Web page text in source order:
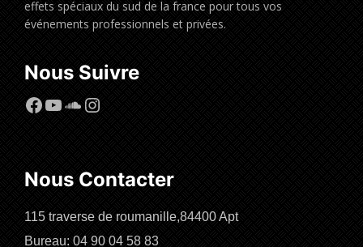
effets spéciaux du sud de la france pour tous vos
événements professionnels et privées.
Nous Suivre
Facebook
YouTube
SoundCloud
Instagram
Nous Contacter
115 traverse de roumanille,84400 Apt
Bureau: 04 90 04 58 83